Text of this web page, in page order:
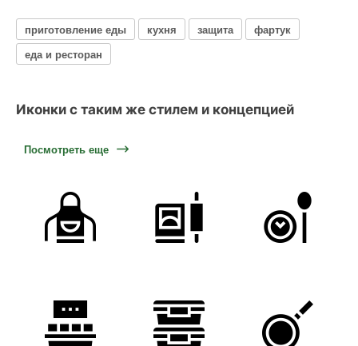
приготовление еды кухня защита
фартук
еда и ресторан
Иконки с таким же стилем и концепцией
Посмотреть еще